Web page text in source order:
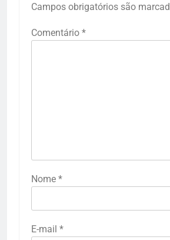
Campos obrigatórios são
Comentário *
Nome *
E-mail *